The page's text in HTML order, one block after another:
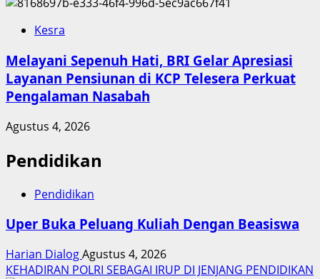
Kesra
Melayani Sepenuh Hati, BRI Gelar Apresiasi
Layanan Pensiunan di KCP Telesera Perkuat
Pengalaman Nasabah
Agustus 4, 2026
Pendidikan
Pendidikan
Uper Buka Peluang Kuliah Dengan Beasiswa
Harian DialogAgustus 4, 2026
KEHADIRAN POLRI SEBAGAI IRUP DI JENJANG PENDIDIKAN